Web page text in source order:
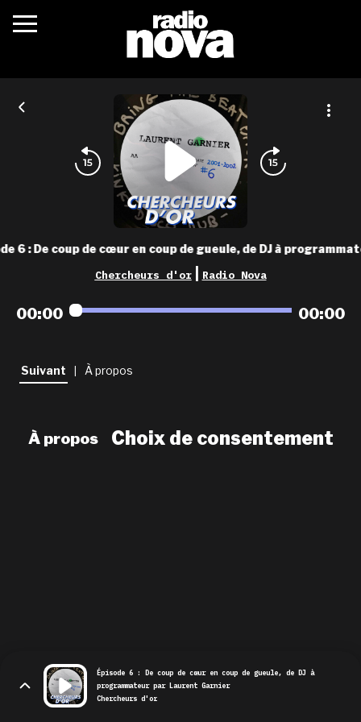
c’était quoi ?
actualités
podcasts
fréquences
nova aime
les grilles
playlists
newsletter
6 : De coup de cœur en coup de gueule, de DJ à
Chercheurs d'or Radio Nova
00:00 00:00
Suivant À propos
À propos Choix de consentement
Épisode 6 : De coup de cœur en coup de gueule, de DJ à
programmateur par Laurent Garnier
Chercheurs d'or